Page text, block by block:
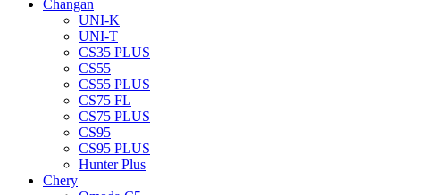
Changan
UNI-K
UNI-T
CS35 PLUS
CS55
CS55 PLUS
CS75 FL
CS75 PLUS
CS95
CS95 PLUS
Hunter Plus
Chery